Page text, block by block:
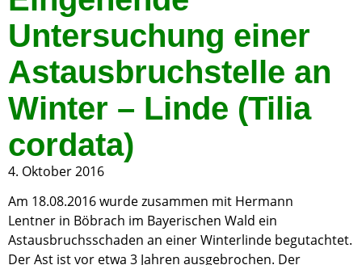
Untersuchung einer
Astausbruchstelle an
Winter – Linde (Tilia
cordata)
4. Oktober 2016
Am 18.08.2016 wurde zusammen mit Hermann
Lentner in Böbrach im Bayerischen Wald ein
Astausbruchsschaden an einer Winterlinde begutachtet.
Der Ast ist vor etwa 3 Jahren ausgebrochen. Der